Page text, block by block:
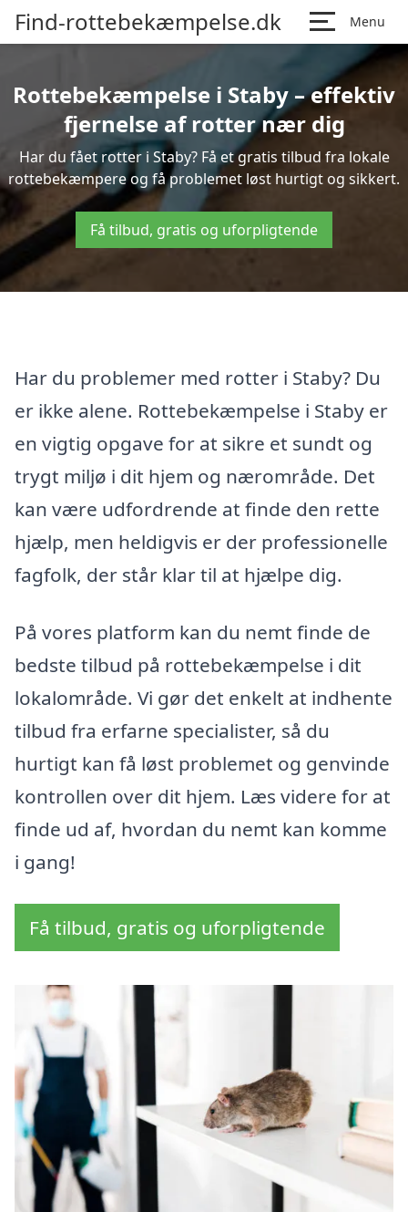
Find-rottebekæmpelse.dk Menu
Rottebekæmpelse i Staby – effektiv
fjernelse af rotter nær dig
Har du fået rotter i Staby? Få et gratis tilbud fra lokale
rottebekæmpere og få problemet løst hurtigt og sikkert.
Få tilbud, gratis og uforpligtende
Har du problemer med rotter i Staby? Du
er ikke alene. Rottebekæmpelse i Staby er
en vigtig opgave for at sikre et sundt og
trygt miljø i dit hjem og nærområde. Det
kan være udfordrende at finde den rette
hjælp, men heldigvis er der professionelle
fagfolk, der står klar til at hjælpe dig.
På vores platform kan du nemt finde de
bedste tilbud på rottebekæmpelse i dit
lokalområde. Vi gør det enkelt at indhente
tilbud fra erfarne specialister, så du
hurtigt kan få løst problemet og genvinde
kontrollen over dit hjem. Læs videre for at
finde ud af, hvordan du nemt kan komme
i gang!
Få tilbud, gratis og uforpligtende